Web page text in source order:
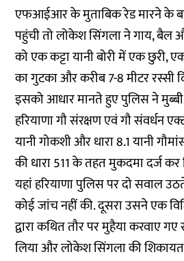
एफआईआर के मुताबिक रेड मारने के
पहुंची तो लोकेश सिंगला ने गाय,
को एक कट्टा यानी बोरी में एक छुरी,
का गुटका और करीब 7-8 मीटर रस्सी
इसको आधार मानते हुए पुलिस ने
हरियाणा गौ संरक्षण एवं गौ संवर्धन
यानी गोकशी और धारा 8.1 यानी
की धारा 511 के तहत मुकदमा दर्ज कर
यहां हरियाणा पुलिस पर दो सवाल
कोई जांच नहीं की. दूसरा उसने एक
द्वारा कथित तौर पर मुहैया करवाए
लिया और लोकेश सिंगला की